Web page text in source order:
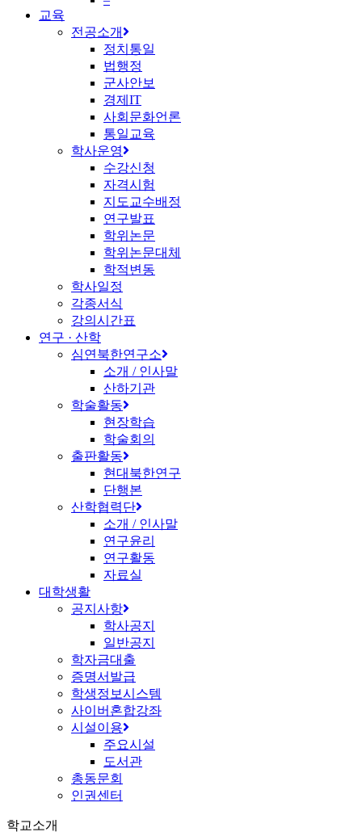
교육
전공소개
정치통일
법행정
군사안보
경제IT
사회문화언론
통일교육
학사운영
수강신청
자격시험
지도교수배정
연구발표
학위논문
학위논문대체
학적변동
학사일정
각종서식
강의시간표
연구 · 산학
심연북한연구소
소개 / 인사말
산하기관
학술활동
현장학습
학술회의
출판활동
현대북한연구
단행본
산학협력단
소개 / 인사말
연구윤리
연구활동
자료실
대학생활
공지사항
학사공지
일반공지
학자금대출
증명서발급
학생정보시스템
사이버혼합강좌
시설이용
주요시설
도서관
총동문회
인권센터
학교소개